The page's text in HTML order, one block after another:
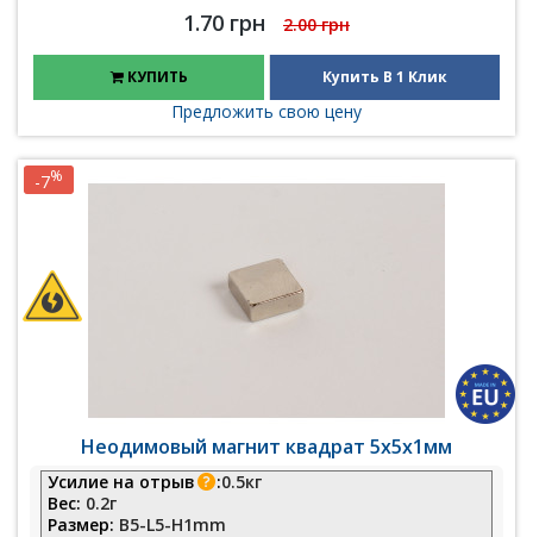
1.70 грн 2.00 грн
КУПИТЬ Купить В 1 Клик
Предложить свою цену
Неодимовый магнит квадрат 5х5х1мм
Усилие на отрыв :0.5кг
Вес: 0.2г
Размер: B5-L5-H1mm
-7%